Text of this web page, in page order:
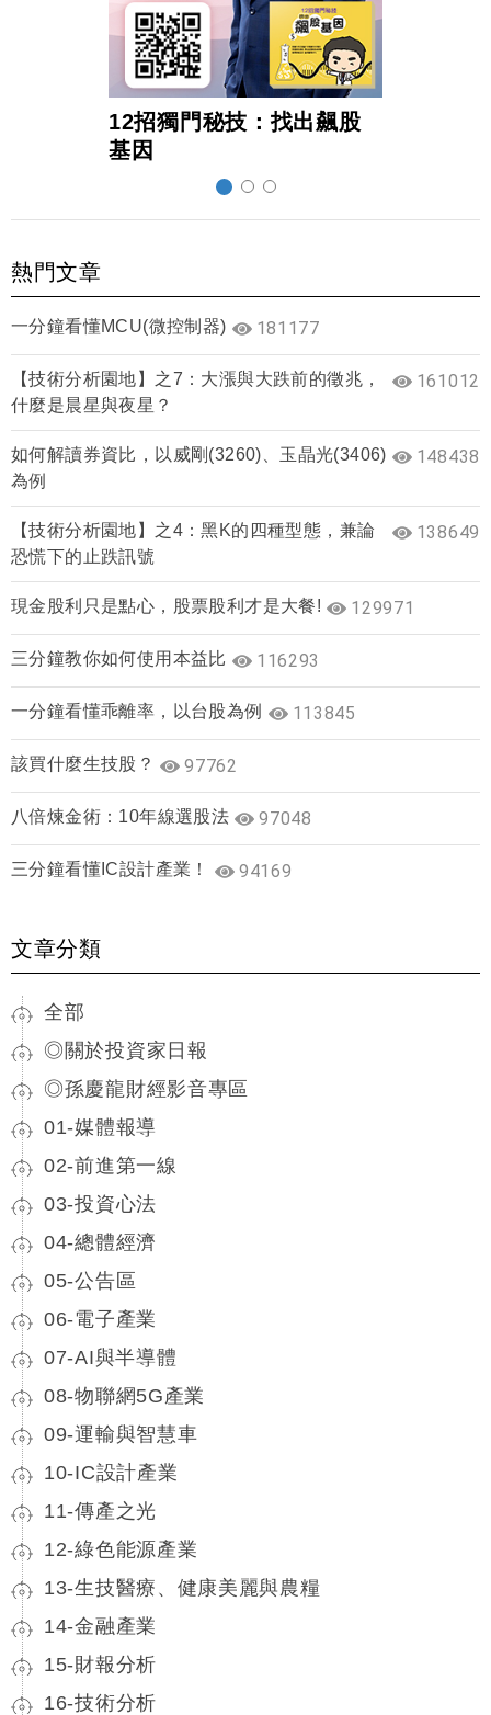
12招獨門秘技：找出飆股
基因
熱門文章
一分鐘看懂MCU(微控制器) 181177
【技術分析園地】之7：大漲與大跌前的徵兆，
什麼是晨星與夜星？
161012
如何解讀券資比，以威剛(3260)、玉晶光(3406)
為例
148438
【技術分析園地】之4：黑K的四種型態，兼論
恐慌下的止跌訊號
138649
現金股利只是點心，股票股利才是大餐! 129971
三分鐘教你如何使用本益比 116293
一分鐘看懂乖離率，以台股為例 113845
該買什麼生技股？ 97762
八倍煉金術：10年線選股法 97048
三分鐘看懂IC設計產業！ 94169
文章分類
全部
◎關於投資家日報
◎孫慶龍財經影音專區
01-媒體報導
02-前進第一線
03-投資心法
04-總體經濟
05-公告區
06-電子產業
07-AI與半導體
08-物聯網5G產業
09-運輸與智慧車
10-IC設計產業
11-傳產之光
12-綠色能源產業
13-生技醫療、健康美麗與農糧
14-金融產業
15-財報分析
16-技術分析